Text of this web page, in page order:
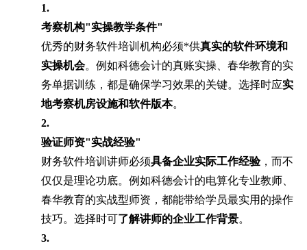
1.
考察机构"实操教学条件"
优秀的财务软件培训机构必须*供真实的软件环境和
实操机会。例如科德会计的真账实操、春华教育的实
务单据训练，都是确保学习效果的关键。选择时应实
地考察机房设施和软件版本。
2.
验证师资"实战经验"
财务软件培训讲师必须具备企业实际工作经验，而不
仅仅是理论功底。例如科德会计的电算化专业教师、
春华教育的实战型师资，都能带给学员最实用的操作
技巧。选择时可了解讲师的企业工作背景。
3.